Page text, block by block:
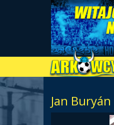
Jan Buryán